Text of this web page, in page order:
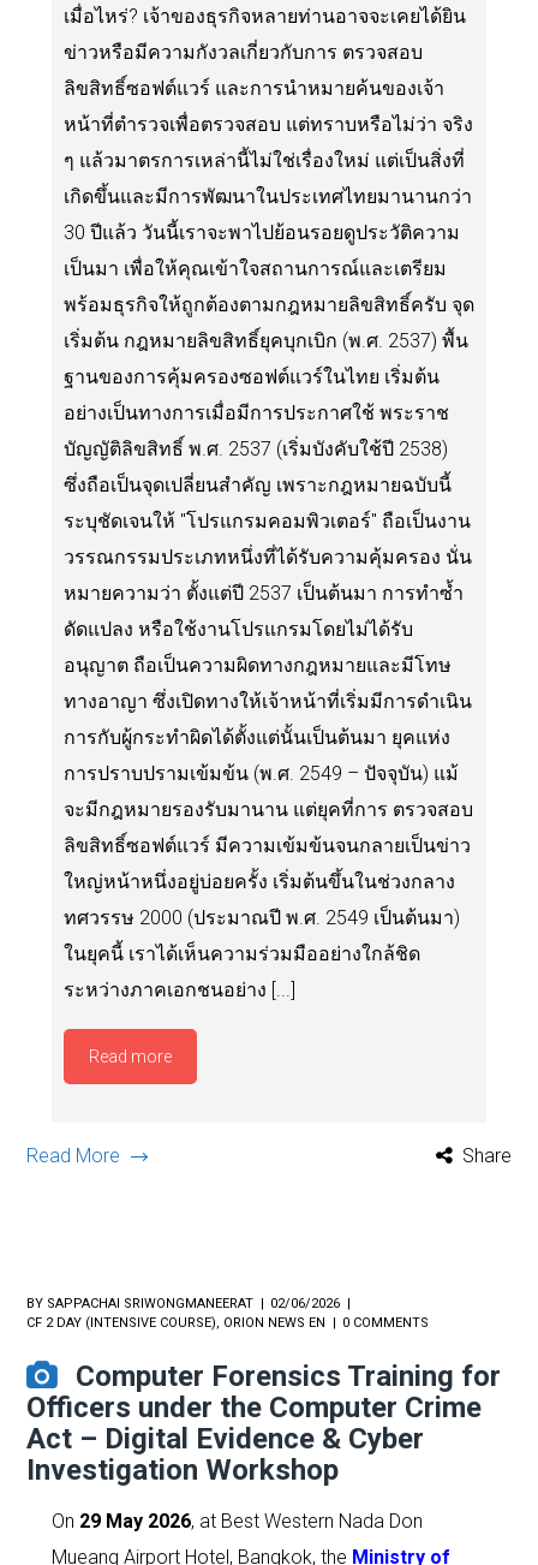
เมื่อไหร่? เจ้าของธุรกิจหลายท่านอาจจะเคยได้ยิน
ข่าวหรือมีความกังวลเกี่ยวกับการ ตรวจสอบ
ลิขสิทธิ์ซอฟต์แวร์ และการนำหมายค้นของเจ้า
หน้าที่ตำรวจเพื่อตรวจสอบ แต่ทราบหรือไม่ว่า จริง
ๆ แล้วมาตรการเหล่านี้ไม่ใช่เรื่องใหม่ แต่เป็นสิ่งที่
เกิดขึ้นและมีการพัฒนาในประเทศไทยมานานกว่า
30 ปีแล้ว วันนี้เราจะพาไปย้อนรอยดูประวัติความ
เป็นมา เพื่อให้คุณเข้าใจสถานการณ์และเตรียม
พร้อมธุรกิจให้ถูกต้องตามกฎหมายลิขสิทธิ์ครับ จุด
เริ่มต้น กฎหมายลิขสิทธิ์ยุคบุกเบิก (พ.ศ. 2537) พื้น
ฐานของการคุ้มครองซอฟต์แวร์ในไทย เริ่มต้น
อย่างเป็นทางการเมื่อมีการประกาศใช้ พระราช
บัญญัติลิขสิทธิ์ พ.ศ. 2537 (เริ่มบังคับใช้ปี 2538)
ซึ่งถือเป็นจุดเปลี่ยนสำคัญ เพราะกฎหมายฉบับนี้
ระบุชัดเจนให้ "โปรแกรมคอมพิวเตอร์" ถือเป็นงาน
วรรณกรรมประเภทหนึ่งที่ได้รับความคุ้มครอง นั่น
หมายความว่า ตั้งแต่ปี 2537 เป็นต้นมา การทำซ้ำ
ดัดแปลง หรือใช้งานโปรแกรมโดยไม่ได้รับ
อนุญาต ถือเป็นความผิดทางกฎหมายและมีโทษ
ทางอาญา ซึ่งเปิดทางให้เจ้าหน้าที่เริ่มมีการดำเนิน
การกับผู้กระทำผิดได้ตั้งแต่นั้นเป็นต้นมา ยุคแห่ง
การปราบปรามเข้มข้น (พ.ศ. 2549 – ปัจจุบัน) แม้
จะมีกฎหมายรองรับมานาน แต่ยุคที่การ ตรวจสอบ
ลิขสิทธิ์ซอฟต์แวร์ มีความเข้มข้นจนกลายเป็นข่าว
ใหญ่หน้าหนึ่งอยู่บ่อยครั้ง เริ่มต้นขึ้นในช่วงกลาง
ทศวรรษ 2000 (ประมาณปี พ.ศ. 2549 เป็นต้นมา)
ในยุคนี้ เราได้เห็นความร่วมมืออย่างใกล้ชิด
ระหว่างภาคเอกชนอย่าง [...]
Read more
Read More Share
BY SAPPACHAI SRIWONGMANEERAT
02/06/2026
CF 2 DAY (INTENSIVE COURSE), ORION NEWS EN 0 COMMENTS
Computer Forensics Training for
Officers under the Computer Crime
Act – Digital Evidence & Cyber
Investigation Workshop
On 29 May 2026, at Best Western Nada Don
Mueang Airport Hotel, Bangkok, the Ministry of